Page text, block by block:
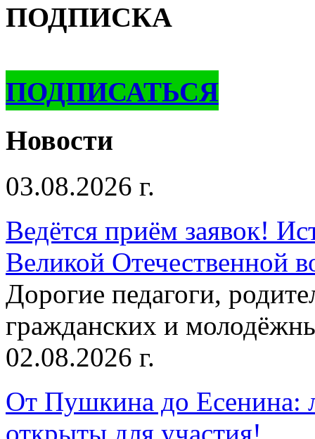
ПОДПИСКА
ПОДПИСАТЬСЯ
Новости
03.08.2026 г.
Ведётся приём заявок!
Великой Отечественной
Дорогие педагоги,
гражданских и
02.08.2026 г.
От Пушкина до Есенина:
открыты для участия!